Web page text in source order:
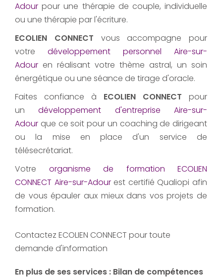
Adour pour une thérapie de couple, individuelle
ou une thérapie par l'écriture.
ECOLIEN CONNECT vous accompagne pour
votre développement personnel Aire-sur-
Adour en réalisant votre thème astral, un soin
énergétique ou une séance de tirage d'oracle.
Faites confiance à ECOLIEN CONNECT pour
undéveloppement d'entreprise Aire-sur-
Adour que ce soit pour un coaching de dirigeant
ou la mise en place d'un service de
télésecrétariat.
Votre organisme de formation ECOLIEN
CONNECT Aire-sur-Adourest certifié Qualiopi afin
de vous épauler aux mieux dans vos projets de
formation.
Contactez ECOLIEN CONNECT pour toute
demande d'information
En plus de ses services : Bilan de compétences